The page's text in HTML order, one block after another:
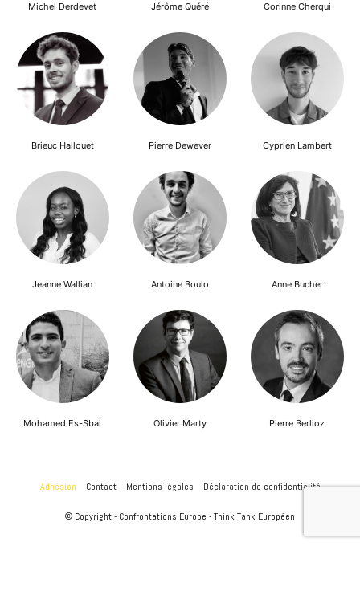
Michel Derdevet Jérôme Quéré Corinne Cherqui
Brieuc Hallouet Pierre Dewever Cyprien Lambert
Jeanne Wallian Antoine Boulo Anne Bucher
Mohamed Es-Sbai Olivier Marty Pierre Berlioz
Adhésion Contact Mentions légales Déclaration de confidentialité
© Copyright - Confrontations Europe - Think Tank Européen